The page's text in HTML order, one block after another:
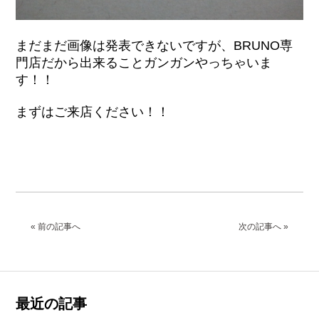
まだまだ画像は発表できないですが、BRUNO専
門店だから出来ることガンガンやっちゃいま
す！！
まずはご来店ください！！
次の記事へ »
« 前の記事へ
最近の記事